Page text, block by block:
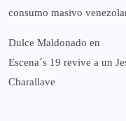
consumo masivo
Dulce Maldonado en
Escena´s 19 revive a un
Charallave